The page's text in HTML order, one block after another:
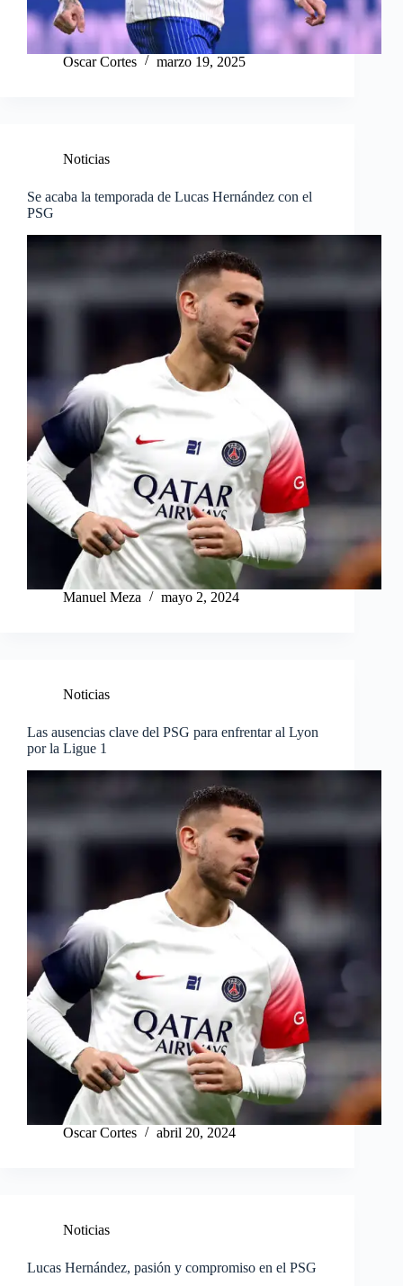
Oscar Cortes marzo 19, 2025
Noticias
Se acaba la temporada de Lucas Hernández con el
PSG
Manuel Meza mayo 2, 2024
Noticias
Las ausencias clave del PSG para enfrentar al Lyon
por la Ligue 1
Oscar Cortes abril 20, 2024
Noticias
Lucas Hernández, pasión y compromiso en el PSG